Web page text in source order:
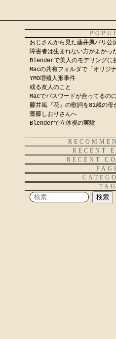
おじさんから見た藤井風パリ公
障害者は生まれない方がよかっ
Blenderで美人のモデリングに
Macの共有フォルダで「オリ
YMO増殖人形事件
或る友人のこと
Macでパスワードが合ってる
藤井風『花』の歌詞を81歳の
齋藤しおりさんへ
Blenderで立体視の実験
RECENT
RECENT